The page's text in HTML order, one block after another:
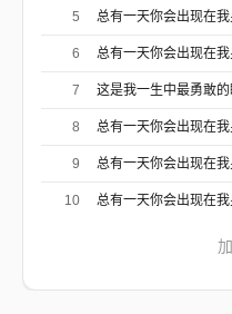
跨
等
5 总有一天你会出现在
6 总有一天你会出现在
7 这是我一生中最勇敢的
8 总有一天你会出现在
9 总有一天你会出现在
10 总有一天你会出现在